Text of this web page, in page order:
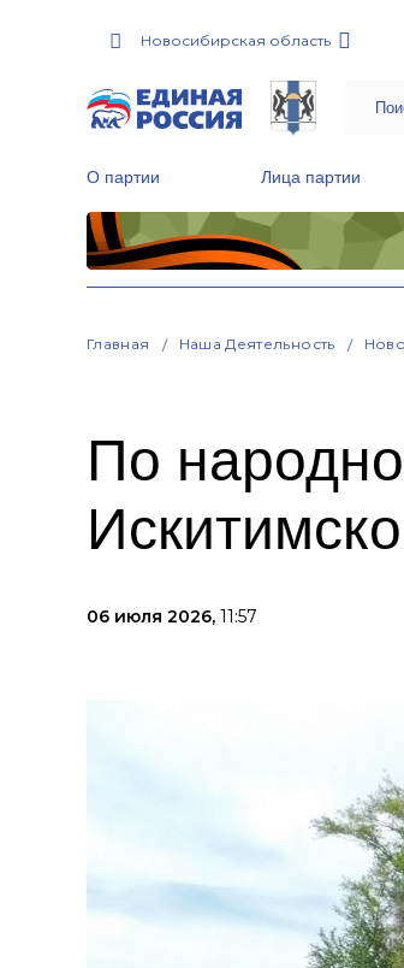
Новосибирская область
О партии Лица партии
Главная Наша Деятельность
По
06 июля 2026, 11:57